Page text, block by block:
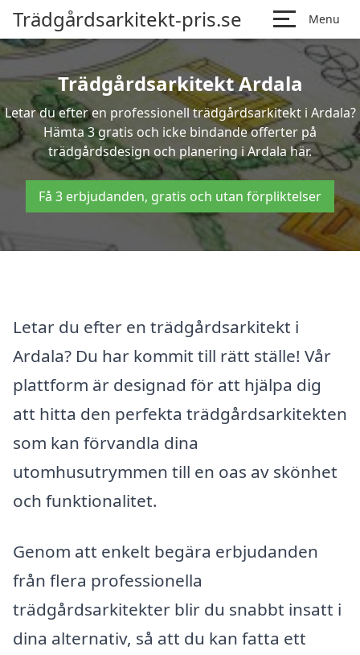
Trädgårdsarkitekt-pris.se Menu
Trädgårdsarkitekt Ardala
Letar du efter en professionell trädgårdsarkitekt i Ardala?
Hämta 3 gratis och icke bindande offerter på
trädgårdsdesign och planering i Ardala här.
Få 3 erbjudanden, gratis och utan förpliktelser
Letar du efter en trädgårdsarkitekt i
Ardala? Du har kommit till rätt ställe! Vår
plattform är designad för att hjälpa dig
att hitta den perfekta trädgårdsarkitekten
som kan förvandla dina
utomhusutrymmen till en oas av skönhet
och funktionalitet.
Genom att enkelt begära erbjudanden
från flera professionella
trädgårdsarkitekter blir du snabbt insatt i
dina alternativ, så att du kan fatta ett